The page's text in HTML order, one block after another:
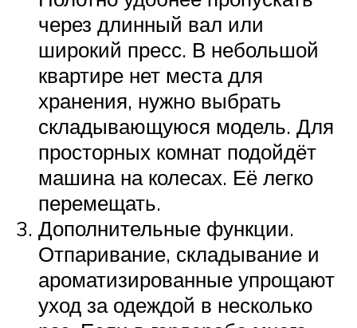
через длинный вал или
широкий пресс. В небольшой
квартире нет места для
хранения, нужно выбрать
складывающуюся модель. Для
просторных комнат подойдёт
машина на колесах. Её легко
перемещать.
Дополнительные функции.
Отпаривание, складывание и
ароматизированные упрощают
уход за одеждой в несколько